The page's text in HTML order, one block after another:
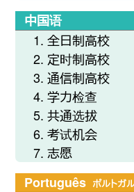
中国语
全日制高校
定时制高校
通信制高校
学力检查
共通选拔
考试机会
志愿
Português ポルトガ